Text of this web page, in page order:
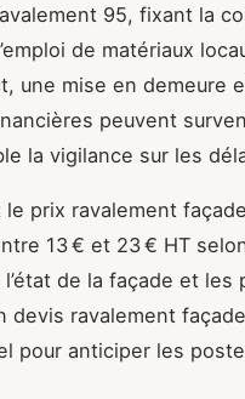
95, fixant la
de matériaux
une mise en demeure
peuvent
la vigilance sur les
le prix ravalement
13 € et 23 € HT
de la façade et les
devis ravalement
pour anticiper les